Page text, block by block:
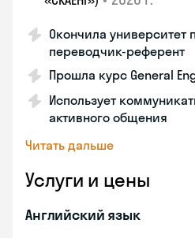
Окончила университет
переводчик-референт
Прошла курс General
Использует
активного общения
Читать дальше
Услуги и цены
Английский язык